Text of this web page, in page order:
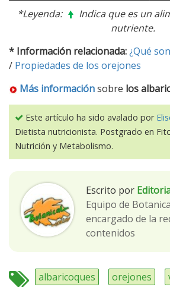
*Leyenda:
Indica que es un
nutriente.
* Información relacionada:¿Qué
/ Propiedades de los orejones
Más informaciónsobre los
Este artículo ha sido avalado por
Dietista nutricionista. Postgrado en
Nutrición y Metabolismo.
Escrito por
Equipo de
encargado de la
contenidos
albaricoques orejones